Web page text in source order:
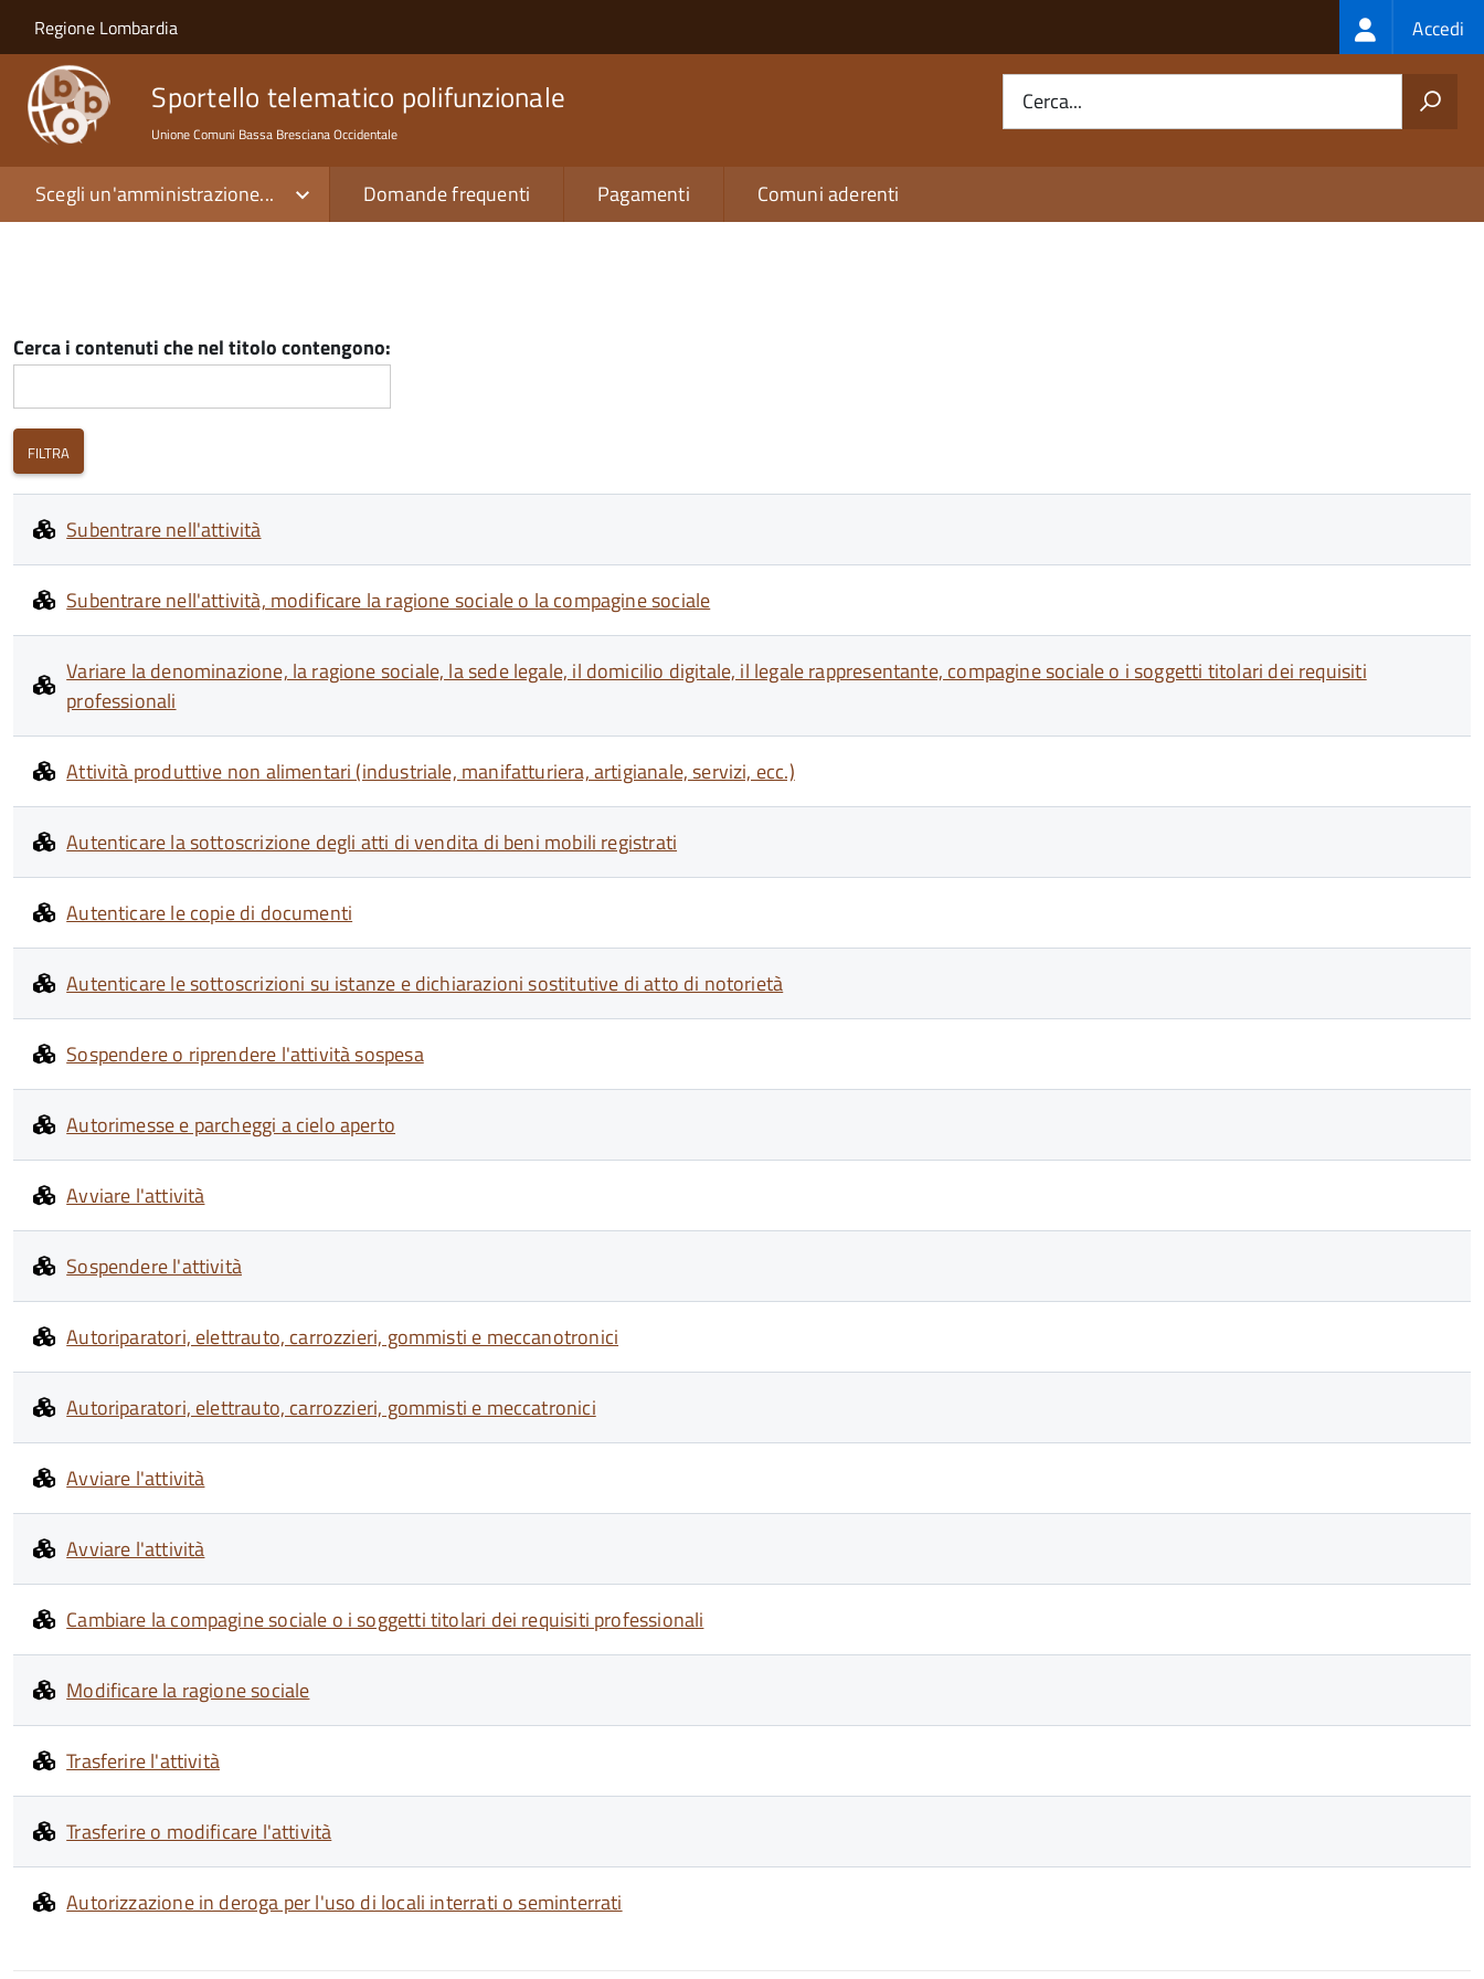
Salta al contenuto principale
Skip to site navigation
Regione Lombardia Login
menu
Accedi
Sportello telematico polifunzionale
Unione Comuni Bassa Bresciana Occidentale
Cerca...
Scegli un'amministrazione... Domande frequenti Pagamenti Comuni aderenti
Cerca i contenuti che nel titolo contengono:
Subentrare nell'attività
Subentrare nell'attività, modificare la ragione sociale o la compagine sociale
Variare la denominazione, la ragione sociale, la sede legale, il domicilio digitale, il legale rappresentante, compagine sociale o i soggetti titolari dei requisiti
professionali
Attività produttive non alimentari (industriale, manifatturiera, artigianale, servizi, ecc.)
Autenticare la sottoscrizione degli atti di vendita di beni mobili registrati
Autenticare le copie di documenti
Autenticare le sottoscrizioni su istanze e dichiarazioni sostitutive di atto di notorietà
Sospendere o riprendere l'attività sospesa
Autorimesse e parcheggi a cielo aperto
Avviare l'attività
Sospendere l'attività
Autoriparatori, elettrauto, carrozzieri, gommisti e meccanotronici
Autoriparatori, elettrauto, carrozzieri, gommisti e meccatronici
Avviare l'attività
Avviare l'attività
Cambiare la compagine sociale o i soggetti titolari dei requisiti professionali
Modificare la ragione sociale
Trasferire l'attività
Trasferire o modificare l'attività
Autorizzazione in deroga per l'uso di locali interrati o seminterrati